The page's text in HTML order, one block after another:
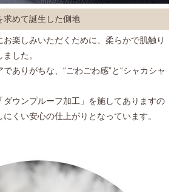
求めて誕生した側地
お楽しみいただくために、柔らかで肌触り
した。
ありがちな、“ごわごわ感”と“シャカシャ
ダウンプルーフ加工」を施してありますの
くい安心の仕上がりとなっています。